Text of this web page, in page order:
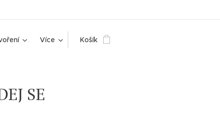
Více Košík
SE